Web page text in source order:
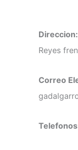
Direccion:
Reyes
Correo